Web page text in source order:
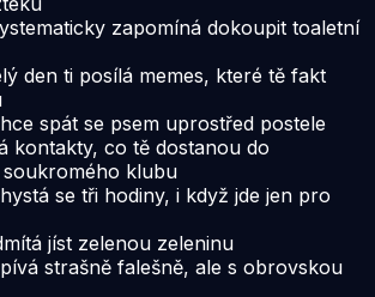
zapomíná dokoupit toaletní
den ti posílá memes, které tě fakt
spát se psem uprostřed postele
kontakty, co tě dostanou do
klubu
se tři hodiny, i když jde jen pro
jíst zelenou zeleninu
strašně falešně, ale s obrovskou